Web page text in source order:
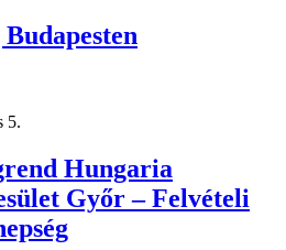
5.
Hungaria
Győr – Felvételi